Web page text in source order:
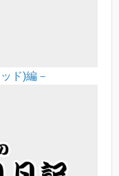
ド)編－